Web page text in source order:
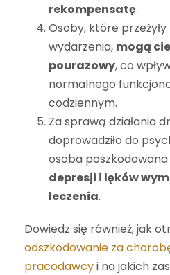
rekompensatę.
Osoby, które
wydarzenia, mogą
pourazowy, co
normalnego
codziennym.
Za sprawą działania
doprowadziło do
osoba poszkodowana
depresji i lęków
leczenia.
Dowiedz się również, jak
odszkodowanie za
pracodawcyi na jakich